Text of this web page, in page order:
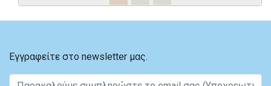
Εγγραφείτε στο newsletter μας.